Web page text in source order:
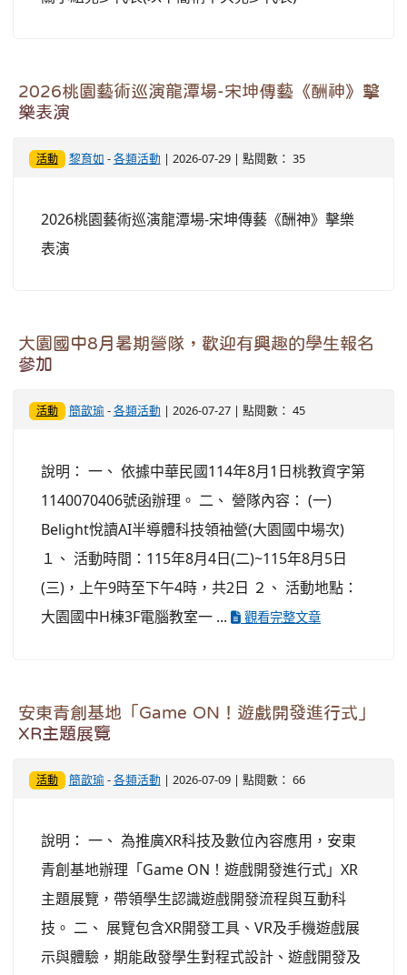
2026桃園藝術巡演龍潭場-宋坤傳藝《酬神》擊
樂表演
活動 黎育如 -各類活動 | 2026-07-29 | 點閱數： 35
2026桃園藝術巡演龍潭場-宋坤傳藝《酬神》擊樂
表演
大園國中8月暑期營隊，歡迎有興趣的學生報名
參加
活動 簡歆瑜-各類活動 | 2026-07-27 | 點閱數： 45
說明： 一、 依據中華民國114年8月1日桃教資字第
1140070406號函辦理。 二、 營隊內容： (一)
Belight悅讀AI半導體科技領袖營(大園國中場次)
１、 活動時間：115年8月4日(二)~115年8月5日
(三)，上午9時至下午4時，共2日 ２、 活動地點：
大園國中H棟3F電腦教室一 ...
觀看完整文章
安東青創基地「Game ON！遊戲開發進行式」
XR主題展覽
活動 簡歆瑜-各類活動 | 2026-07-09 | 點閱數： 66
說明： 一、 為推廣XR科技及數位內容應用，安東
青創基地辦理「Game ON！遊戲開發進行式」XR
主題展覽，帶領學生認識遊戲開發流程與互動科
技。 二、 展覽包含XR開發工具、VR及手機遊戲展
示與體驗，期能啟發學生對程式設計、遊戲開發及